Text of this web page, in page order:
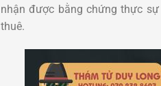
nhận được bằng chứng thực
thuê.